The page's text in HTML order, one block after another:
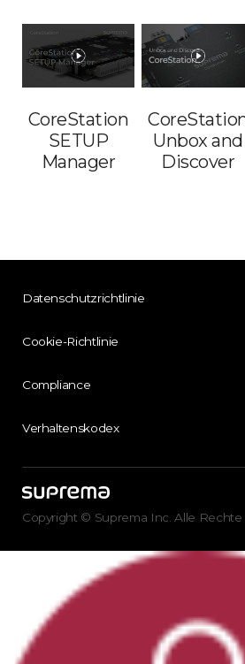
CoreStation
SETUP
Manager
Unbox and
Discover
Datenschutzrichtlinie
Cookie-Richtlinie
Compliance
Verhaltenskodex
Copyright © Suprema Inc. Alle Rechte